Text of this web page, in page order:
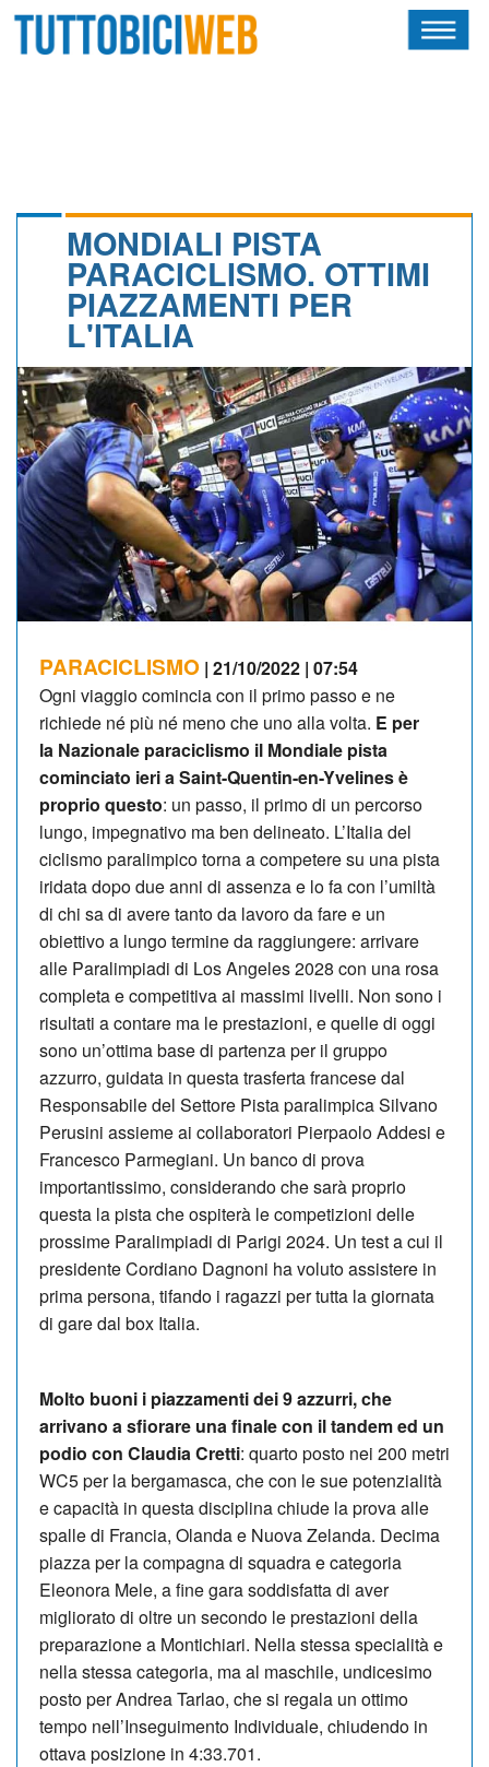
CALENDARIO
ALBI D'ORO
NEWSLETTER
MONDIALI PISTA
PARACICLISMO. OTTIMI
PIAZZAMENTI PER
L'ITALIA
PARACICLISMO | 21/10/2022 | 07:54
Ogni viaggio comincia con il primo passo e ne
richiede né più né meno che uno alla volta. E per
la Nazionale paraciclismo il Mondiale pista
cominciato ieri a Saint-Quentin-en-Yvelines è
proprio questo: un passo, il primo di un percorso
lungo, impegnativo ma ben delineato. L’Italia del
ciclismo paralimpico torna a competere su una pista
iridata dopo due anni di assenza e lo fa con l’umiltà
di chi sa di avere tanto da lavoro da fare e un
obiettivo a lungo termine da raggiungere: arrivare
alle Paralimpiadi di Los Angeles 2028 con una rosa
completa e competitiva ai massimi livelli. Non sono i
risultati a contare ma le prestazioni, e quelle di oggi
sono un’ottima base di partenza per il gruppo
azzurro, guidata in questa trasferta francese dal
Responsabile del Settore Pista paralimpica Silvano
Perusini assieme ai collaboratori Pierpaolo Addesi e
Francesco Parmegiani. Un banco di prova
importantissimo, considerando che sarà proprio
questa la pista che ospiterà le competizioni delle
prossime Paralimpiadi di Parigi 2024. Un test a cui il
presidente Cordiano Dagnoni ha voluto assistere in
prima persona, tifando i ragazzi per tutta la giornata
di gare dal box Italia.
Molto buoni i piazzamenti dei 9 azzurri, che
arrivano a sfiorare una finale con il tandem ed un
podio con Claudia Cretti: quarto posto nei 200 metri
WC5 per la bergamasca, che con le sue potenzialità
e capacità in questa disciplina chiude la prova alle
spalle di Francia, Olanda e Nuova Zelanda. Decima
piazza per la compagna di squadra e categoria
Eleonora Mele, a fine gara soddisfatta di aver
migliorato di oltre un secondo le prestazioni della
preparazione a Montichiari. Nella stessa specialità e
nella stessa categoria, ma al maschile, undicesimo
posto per Andrea Tarlao, che si regala un ottimo
tempo nell’Inseguimento Individuale, chiudendo in
ottava posizione in 4:33.701.